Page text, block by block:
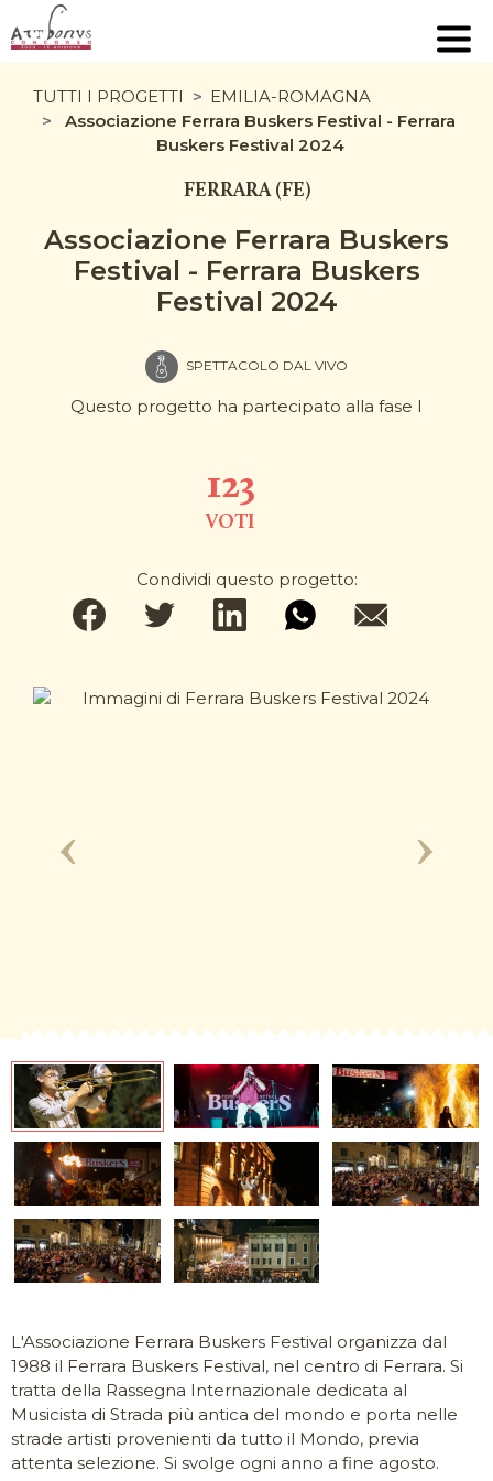
TUTTI I PROGETTI
EMILIA-ROMAGNA
Associazione Ferrara Buskers Festival - Ferrara
Buskers Festival 2024
FERRARA (FE)
Associazione Ferrara Buskers
Festival - Ferrara Buskers
Festival 2024
SPETTACOLO DAL VIVO
Questo progetto ha partecipato alla fase I
123
VOTI
Condividi questo progetto:
L'Associazione Ferrara Buskers Festival organizza dal
1988 il Ferrara Buskers Festival, nel centro di Ferrara. Si
tratta della Rassegna Internazionale dedicata al
Musicista di Strada più antica del mondo e porta nelle
strade artisti provenienti da tutto il Mondo, previa
attenta selezione. Si svolge ogni anno a fine agosto.